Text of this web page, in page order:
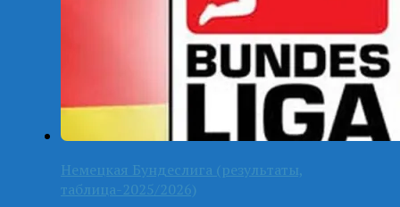
Немецкая Бундеслига (результаты,
таблица-2025/2026)